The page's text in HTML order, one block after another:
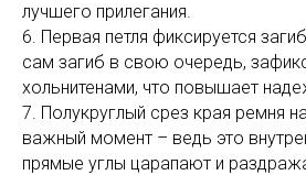
лучшего прилегания.
6. Первая петля фиксируется
сам загиб в свою очередь,
хольнитенами, что повышает
7. Полукруглый срез края ремня
важный момент – ведь это
прямые углы царапают и